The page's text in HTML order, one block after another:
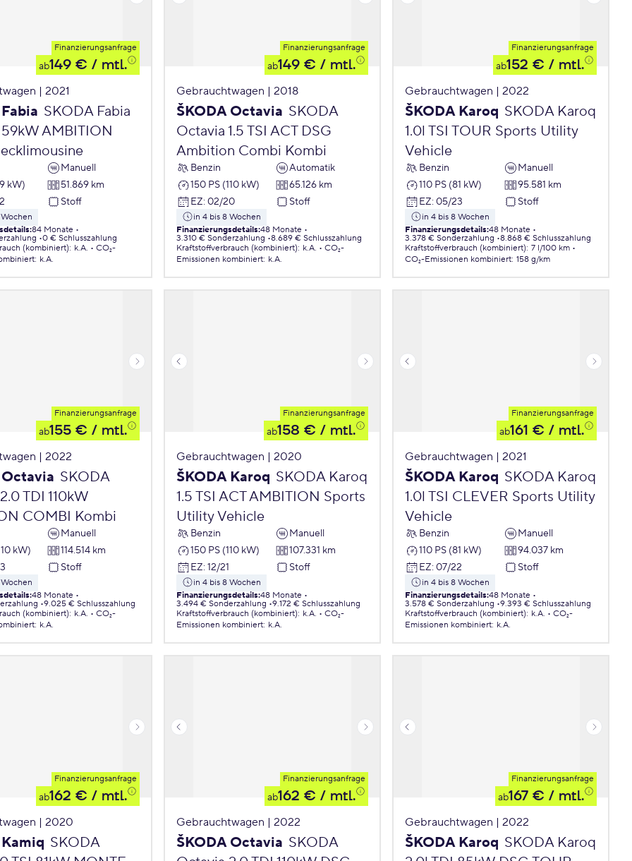
Finanzierungsanfrage
ab149 € / mtl.
| 2021
SKODA Fabia
AMBITION
Manuell
kW)
51.869 km
Stoff
:84 Monate
0 € Schlusszahlung
(kombiniert): k.A.
CO₂-
: k.A.
Finanzierungsanfrage
ab149 € / mtl.
Gebrauchtwagen | 2018
ŠKODA Octavia SKODA
Octavia 1.5 TSI ACT DSG
Ambition Combi Kombi
Benzin
Automatik
150 PS (110 kW)
65.126 km
EZ: 02/20 Stoff
in 4 bis 8 Wochen
Finanzierungsdetails:48 Monate
3.310 € Sonderzahlung 8.689 € Schlusszahlung
Kraftstoffverbrauch (kombiniert): k.A.
CO₂-
Emissionen kombiniert: k.A.
Finanzierungsanfrage
ab152 € / mtl.
Gebrauchtwagen | 2022
ŠKODA Karoq SKODA Karoq
1.0l TSI TOUR Sports Utility
Vehicle
Benzin
Manuell
110 PS (81 kW)
95.581 km
EZ: 05/23 Stoff
in 4 bis 8 Wochen
Finanzierungsdetails:48 Monate
3.378 € Sonderzahlung 8.868 € Schlusszahlung
Kraftstoffverbrauch (kombiniert): 7 l/100 km
CO₂-Emissionen kombiniert: 158 g/km
Finanzierungsanfrage
ab155 € / mtl.
| 2022
SKODA
TDI 110kW
COMBI Kombi
Manuell
kW)
114.514 km
Stoff
:48 Monate
9.025 € Schlusszahlung
(kombiniert): k.A.
CO₂-
: k.A.
Finanzierungsanfrage
ab158 € / mtl.
Gebrauchtwagen | 2020
ŠKODA Karoq SKODA Karoq
1.5 TSI ACT AMBITION Sports
Utility Vehicle
Benzin
Manuell
150 PS (110 kW)
107.331 km
EZ: 12/21 Stoff
in 4 bis 8 Wochen
Finanzierungsdetails:48 Monate
3.494 € Sonderzahlung 9.172 € Schlusszahlung
Kraftstoffverbrauch (kombiniert): k.A.
CO₂-
Emissionen kombiniert: k.A.
Finanzierungsanfrage
ab161 € / mtl.
Gebrauchtwagen | 2021
ŠKODA Karoq SKODA Karoq
1.0l TSI CLEVER Sports Utility
Vehicle
Benzin
Manuell
110 PS (81 kW)
94.037 km
EZ: 07/22 Stoff
in 4 bis 8 Wochen
Finanzierungsdetails:48 Monate
3.578 € Sonderzahlung 9.393 € Schlusszahlung
Kraftstoffverbrauch (kombiniert): k.A.
CO₂-
Emissionen kombiniert: k.A.
Finanzierungsanfrage
ab162 € / mtl.
| 2020
SKODA
Finanzierungsanfrage
ab162 € / mtl.
Gebrauchtwagen | 2022
ŠKODA Octavia SKODA
Finanzierungsanfrage
ab167 € / mtl.
Gebrauchtwagen | 2022
ŠKODA Karoq SKODA Karoq